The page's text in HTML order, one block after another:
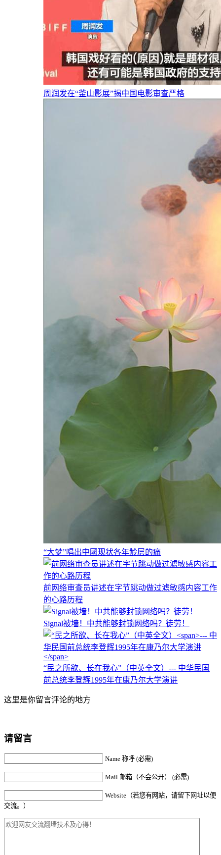
周润发在“釜山影展”揭中国电影审查严格
“大梦”唱出中國现状各年龄层的痛
前网络审查员讲述在字节跳动做过滤敏感内容工作
的心路历程
Signal被墙！中共能够封锁网络吗？徒劳！
“民之所欲、长在我心”（中英全文） --- 中华民国
前总统李登辉1995年在康乃尔大学演讲
这里是你留言评论的地方
请留言
Name 称呼 (必需)
Mail 邮箱（不会公开） (必需)
Website（若您有网站，请留下网址以便
交流。）